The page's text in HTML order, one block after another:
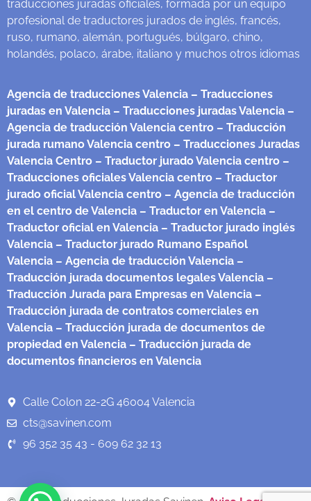
traducciones juradas oficiales, formada por un equipo
profesional de traductores jurados de inglés, francés,
ruso, rumano, alemán, portugués, búlgaro, chino,
holandés, polaco, árabe, italiano y muchos otros idiomas
Agencia de traducciones Valencia – Traducciones
juradas en Valencia – Traducciones juradas Valencia –
Agencia de traducción Valencia centro – Traducción
jurada rumano Valencia centro – Traducciones Juradas
Valencia Centro – Traductor jurado Valencia centro –
Traducciones oficiales Valencia centro – Traductor
jurado oficial Valencia centro – Agencia de traducción
en el centro de Valencia – Traductor en Valencia –
Traductor oficial en Valencia – Traductor jurado inglés
Valencia – Traductor jurado Rumano Español
Valencia – Agencia de traducción Valencia –
Traducción jurada documentos legales Valencia –
Traducción Jurada para Empresas en Valencia –
Traducción jurada de contratos comerciales en
Valencia – Traducción jurada de documentos de
propiedad en Valencia – Traducción jurada de
documentos financieros en Valencia
Calle Colon 22-2G 46004 Valencia
cts@savinen.com
96 352 35 43 - 609 62 32 13